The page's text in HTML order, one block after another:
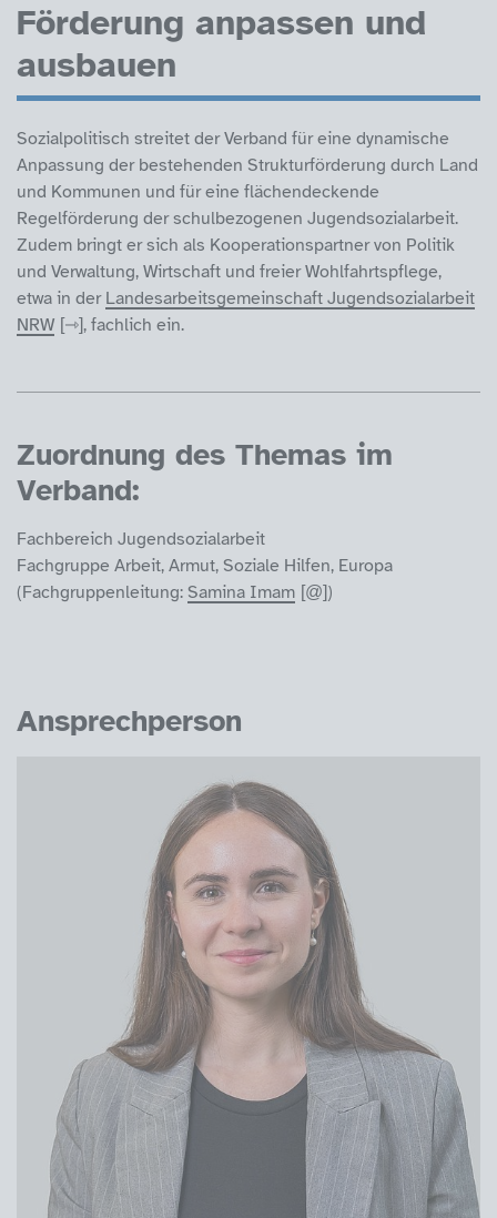
Förderung anpassen und
ausbauen
Sozialpolitisch streitet der Verband für eine dynamische
Anpassung der bestehenden Strukturförderung durch Land
und Kommunen und für eine flächendeckende
Regelförderung der schulbezogenen Jugendsozialarbeit.
Zudem bringt er sich als Kooperationspartner von Politik
und Verwaltung, Wirtschaft und freier Wohlfahrtspflege,
etwa in der Landesarbeitsgemeinschaft Jugendsozialarbeit
NRW
, fachlich ein.
Zuordnung des Themas im
Verband:
Fachbereich Jugendsozialarbeit
Fachgruppe Arbeit, Armut, Soziale Hilfen, Europa
(Fachgruppenleitung: Samina Imam )
Ansprechperson